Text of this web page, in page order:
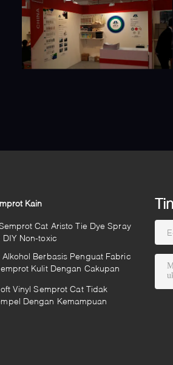
Kain
Cat Aristo Tie Dye Spray
DIY Non-toxic
Alkohol Berbasis Penguat Fabric
Kulit Dengan Cakupan
Vinyl Semprot Cat Tidak
Dengan Kemampuan